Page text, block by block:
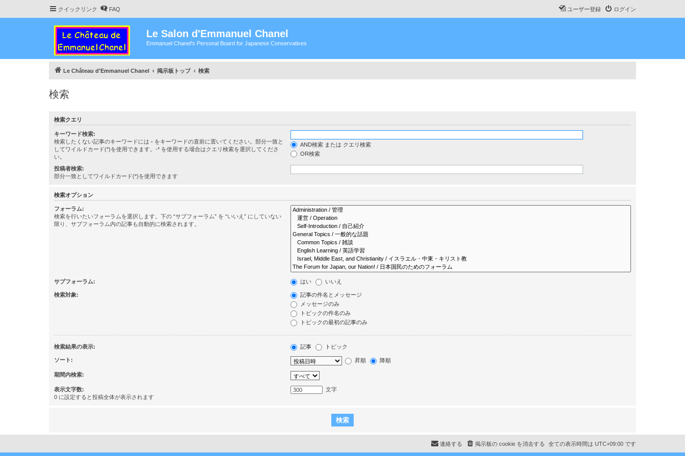
クイックリンク FAQ ログイン
ユーザー登録
Le Salon d'Emmanuel Chanel
Emmanuel Chanel's Personal Board for Japanese Conservatives
Le Château d'Emmanuel Chanel 掲示板トップ 検索
検索
検索クエリ
キーワード検索:
検索したくない記事のキーワードには - をキーワードの直前に置いてください。部分一致と
してワイルドカード(*)を使用できます。-* を使用する場合はクエリ検索を選択してくださ
い。
AND検索 または クエリ検索
OR検索
投稿者検索:
部分一致としてワイルドカード(*)を使用できます
検索オプション
フォーラム:
検索を行いたいフォーラムを選択します。下の “サブフォーラム” を “いいえ” にしていない
限り、サブフォーラム内の記事も自動的に検索されます。
サブフォーラム: はい いいえ
検索対象:
記事の件名とメッセージ
メッセージのみ
トピックの件名のみ
トピックの最初の記事のみ
検索結果の表示: 記事 トピック
ソート: 昇順 降順
期間内検索:
表示文字数:
0 に設定すると投稿全体が表示されます
文字
全ての表示時間は UTC+09:00 です
掲示板の cookie を消去する
連絡する